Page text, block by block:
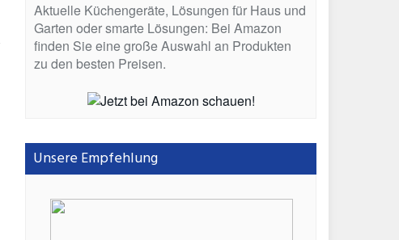
Aktuelle Küchengeräte, Lösungen für Haus und
Garten oder smarte Lösungen: Bei Amazon
finden Sie eine große Auswahl an Produkten
zu den besten Preisen.
Unsere Empfehlung